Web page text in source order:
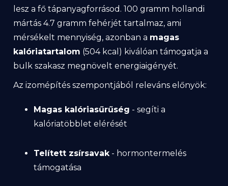
lesz a fő tápanyagforrásod. 100 gramm hollandi
mártás 4.7 gramm fehérjét tartalmaz, ami
mérsékelt mennyiség, azonban a magas
kalóriatartalom (504 kcal) kiválóan támogatja a
bulk szakasz megnövelt energiaigényét.
Az izomépítés szempontjából releváns előnyök:
Magas kalóriasűrűség - segíti a
kalóriatöbblet elérését
Telített zsírsavak - hormontermelés
támogatása